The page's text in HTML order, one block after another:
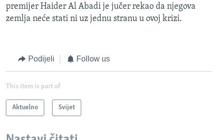
premijer Haider Al Abadi je jučer rekao da njegova
zemlja neće stati ni uz jednu stranu u ovoj krizi.
Podijeli Follow us
This item is part of
Aktuelno Svijet